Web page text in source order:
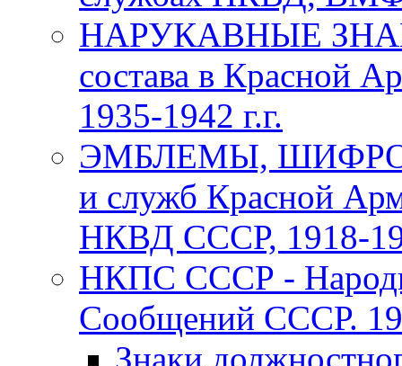
НАРУКАВНЫЕ
состава в Красной
1935-1942 г.г.
ЭМБЛЕМЫ,
и служб Красной
НКВД СССР, 1918-
НКПС СССР -
Сообщений СССР.
Знаки